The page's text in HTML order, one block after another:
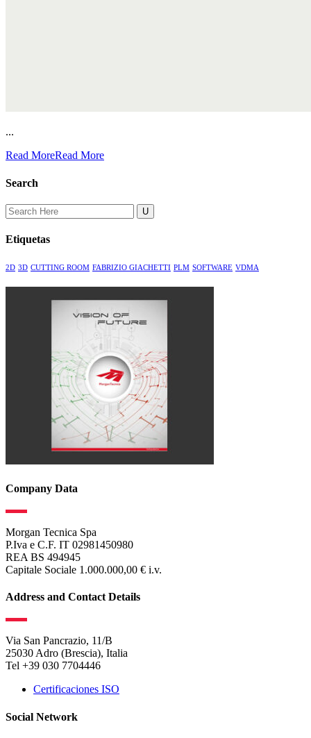
...
Read MoreRead More
Search
Search
for:
Etiquetas
2D 3D CUTTING ROOM FABRIZIO GIACHETTI PLM SOFTWARE VDMA
Company Data
Morgan Tecnica Spa
P.Iva e C.F. IT 02981450980
REA BS 494945
Capitale Sociale 1.000.000,00 € i.v.
Address and Contact Details
Via San Pancrazio, 11/B
25030 Adro (Brescia), Italia
Tel +39 030 7704446
Certificaciones ISO
Social Network